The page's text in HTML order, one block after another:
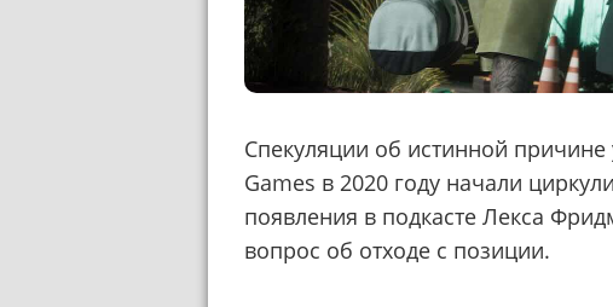
Спекуляции об истинной причине
Games в 2020 году начали
появления в подкасте Лекса
вопрос об отходе с позиции.